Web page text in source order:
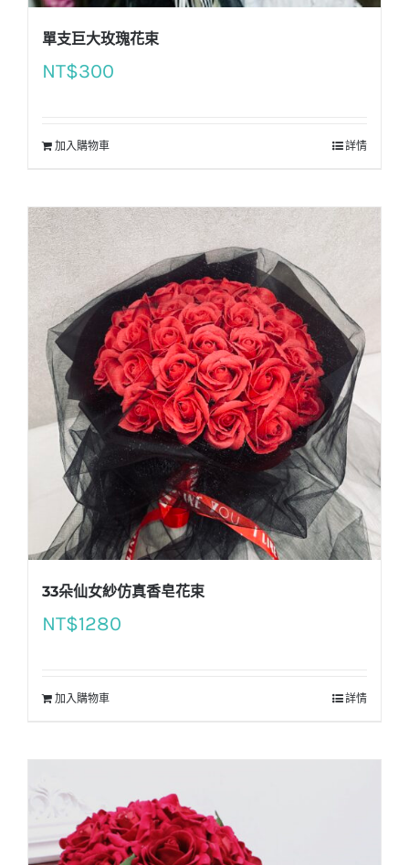
單支巨大玫瑰花束
NT$300
加入購物車 詳情
33朵仙女紗仿真香皂花束
NT$1280
加入購物車 詳情